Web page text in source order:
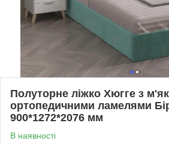
Полуторне ліжко Хюгге з
ортопедичними ламелями
900*1272*2076 мм
В наявності